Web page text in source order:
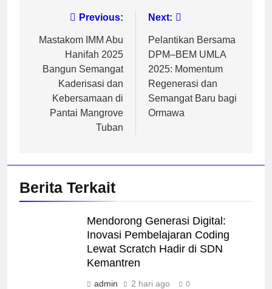
Navigasi
pos
Previous:
Mastakom IMM Abu
Hanifah 2025
Bangun Semangat
Kaderisasi dan
Kebersamaan di
Pantai Mangrove
Tuban
Next:
Pelantikan Bersama
DPM–BEM UMLA
2025: Momentum
Regenerasi dan
Semangat Baru bagi
Ormawa
Berita Terkait
Mendorong Generasi Digital:
Inovasi Pembelajaran Coding
Lewat Scratch Hadir di SDN
Kemantren
admin 2 hari ago 0